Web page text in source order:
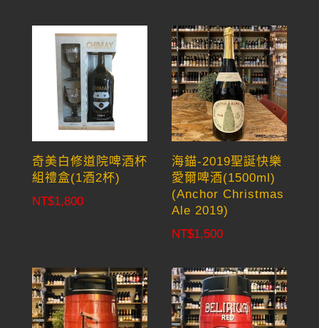
奇美白修道院啤酒杯
組禮盒(1酒2杯)
NT$1,800
海錨-2019聖誕快樂
愛爾啤酒(1500ml)
(Anchor Christmas
Ale 2019)
NT$1,500